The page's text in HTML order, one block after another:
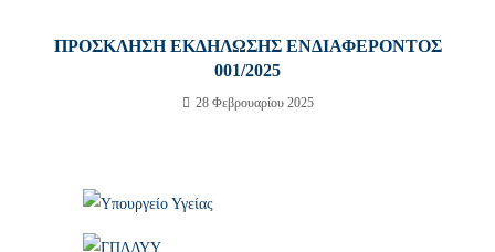
ΠΡΟΣΚΛΗΣΗ ΕΚΔΗΛΩΣΗΣ ΕΝΔΙΑΦΕΡΟΝΤΟΣ
001/2025
28 Φεβρουαρίου 2025